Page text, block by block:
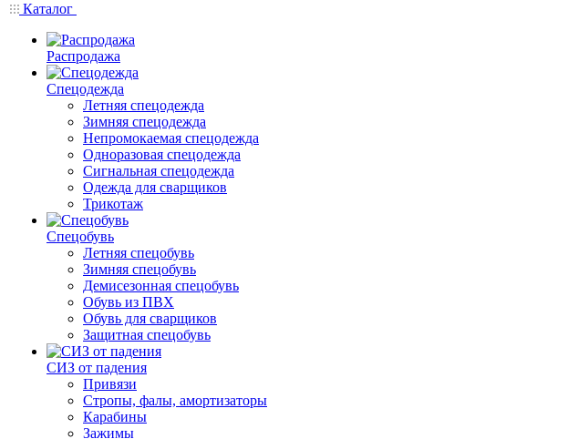
Каталог
Распродажа
Спецодежда
Летняя спецодежда
Зимняя спецодежда
Непромокаемая спецодежда
Одноразовая спецодежда
Сигнальная спецодежда
Одежда для сварщиков
Трикотаж
Спецобувь
Летняя спецобувь
Зимняя спецобувь
Демисезонная спецобувь
Обувь из ПВХ
Обувь для сварщиков
Защитная спецобувь
СИЗ от падения
Привязи
Стропы, фалы, амортизаторы
Карабины
Зажимы